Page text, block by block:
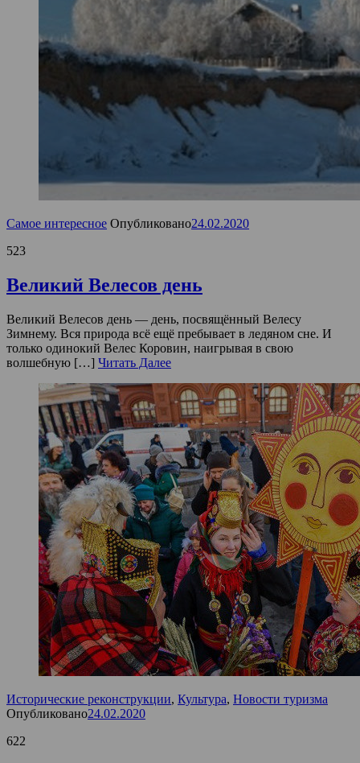
Самое интересное Опубликовано24.02.2020
523
Великий Велесов день
Великий Велесов день — день, посвящённый Велесу
Зимнему. Вся природа всё ещё пребывает в ледяном сне. И
только одинокий Велес Коровин, наигрывая в свою
волшебную […] Читать Далее
Исторические реконструкции, Культура, Новости туризма
Опубликовано24.02.2020
622